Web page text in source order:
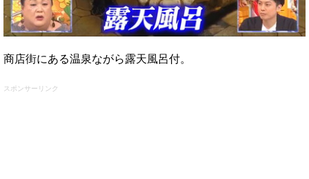
商店街にある温泉ながら露天風呂付。
スポンサーリンク